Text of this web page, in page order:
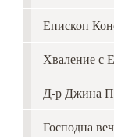
Епископ
Хваление с
Д-р Джина
Господна